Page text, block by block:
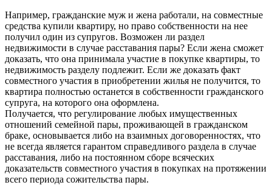
Например, гражданские муж и жена работали, на совместные
средства купили квартиру, но право собственности на нее
получил один из супругов. Возможен ли раздел
недвижимости в случае расставания пары? Если жена сможет
доказать, что она принимала участие в покупке квартиры, то
недвижимость разделу подлежит. Если же доказать факт
совместного участия в приобретении жилья не получится, то
квартира полностью останется в собственности гражданского
супруга, на которого она оформлена.
Получается, что регулирование любых имущественных
отношений семейной пары, проживающей в гражданском
браке, основывается либо на взаимных договоренностях, что
не всегда является гарантом справедливого раздела в случае
расставания, либо на постоянном сборе всяческих
доказательств совместного участия в покупках на протяжении
всего периода сожительства пары.